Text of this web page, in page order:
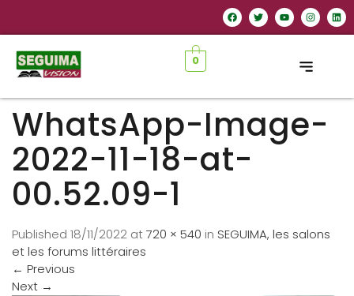
0
WhatsApp-Image-
2022-11-18-at-
00.52.09-1
Published 18/11/2022 at720 × 540 in SEGUIMA, les salons
et les forums littéraires
← Previous
Next →